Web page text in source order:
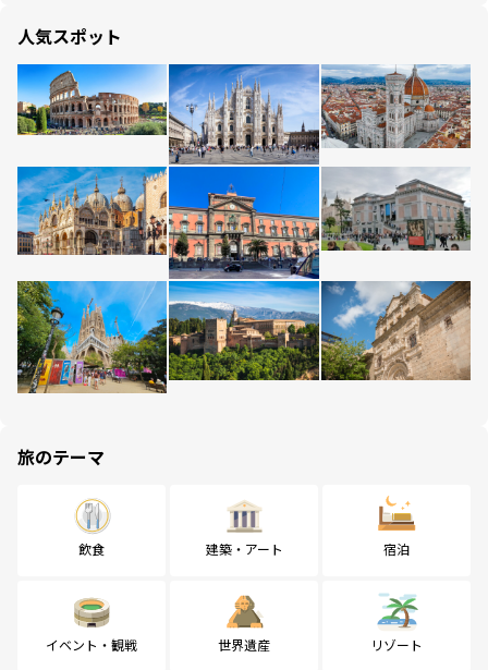
人気スポット
旅のテーマ
飲食 建築・アート 宿泊
イベント・観戦 世界遺産 リゾート